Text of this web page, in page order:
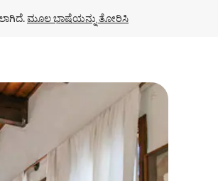
ಮೂಲ ಭಾಷೆಯನ್ನು ತೋರಿಸಿ